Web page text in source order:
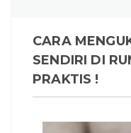
CARA
SENDIRI DI
PRAKTIS !